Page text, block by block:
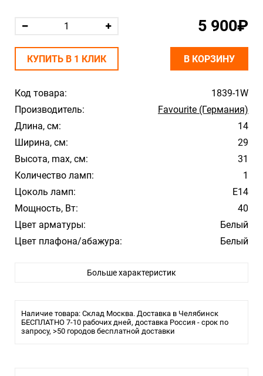
Код товара:
1839-1W
Производитель:
Favourite (Германия)
Длина, см:
14
Ширина, см:
29
Высота, max, см:
31
Количество ламп:
1
Цоколь ламп:
E14
Мощность, Вт:
40
Цвет арматуры:
Белый
Цвет плафона/абажура:
Белый
Размеры
Ширина: 140 мм
Больше характеристик
Наличие товара: Склад Москва. Доставка в Челябинск
БЕСПЛАТНО 7-10 рабочих дней, доставка Россия - срок по
запросу, >50 городов бесплатной доставки
5 900₽
КУПИТЬ В 1 КЛИК В КОРЗИНУ